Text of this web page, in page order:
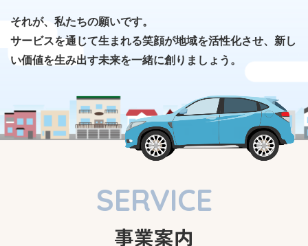
それが、私たちの願いです。
サービスを通じて生まれる笑顔が地域を活性化させ、新し
い価値を生み出す未来を一緒に創りましょう。
SERVICE
事業案内